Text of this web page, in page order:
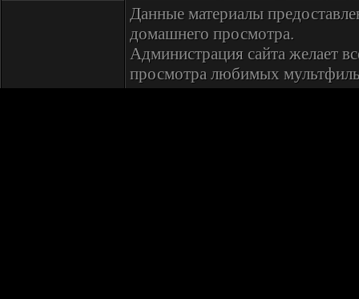
Данные материалы
домашнего просмотра.
Администрация сайта желает
просмотра любимых